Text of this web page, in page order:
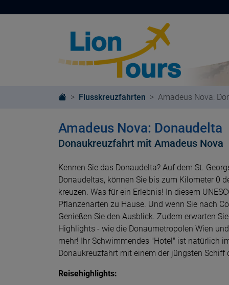
Flusskreuzfahrten Amadeus Nova:
Amadeus Nova: Donaudelta
Donaukreuzfahrt mit Amadeus Nova
Kennen Sie das Donaudelta? Auf dem St.
Donaudeltas, können Sie bis zum Kilometer 0
kreuzen. Was für ein Erlebnis! In diesem
Pflanzenarten zu Hause. Und wenn Sie nach
Genießen Sie den Ausblick. Zudem erwarten
Highlights - wie die Donaumetropolen Wien
mehr! Ihr Schwimmendes "Hotel" ist natürlich
Donaukreuzfahrt mit einem der jüngsten
Reisehighlights: